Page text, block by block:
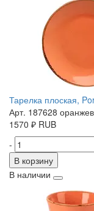
Тарелка плоская,
Арт. 187628
1570 ₽ RUB
-
В корзину
В наличии